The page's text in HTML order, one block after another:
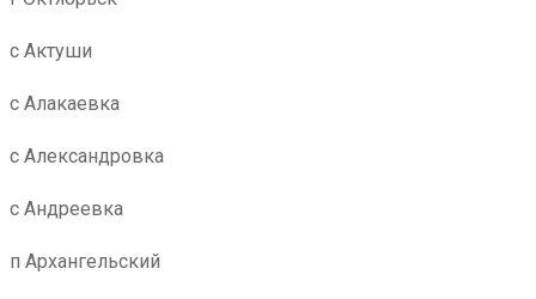
с Актуши
с Алакаевка
с Александровка
с Андреевка
п Архангельский